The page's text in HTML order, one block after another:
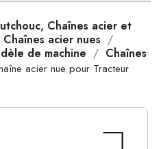
Chaînes acier et
Chaînes acier nues
de machine
Chaînes
acier nue pour Tracteur